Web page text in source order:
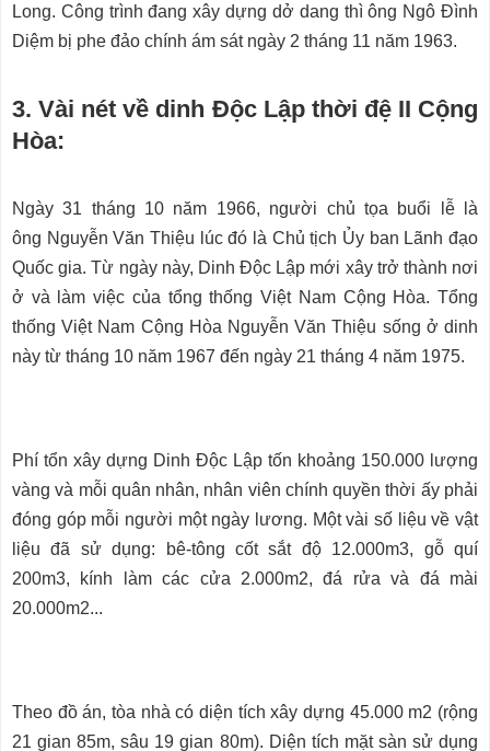
Long. Công trình đang xây dựng dở dang thì ông Ngô Đình
Diệm bị phe đảo chính ám sát ngày 2 tháng 11 năm 1963.
3. Vài nét về dinh Độc Lập thời đệ II Cộng
Hòa:
Ngày 31 tháng 10 năm 1966, người chủ tọa buổi lễ là
ông Nguyễn Văn Thiệu lúc đó là Chủ tịch Ủy ban Lãnh đạo
Quốc gia. Từ ngày này, Dinh Độc Lập mới xây trở thành nơi
ở và làm việc của tổng thống Việt Nam Cộng Hòa. Tổng
thống Việt Nam Cộng Hòa Nguyễn Văn Thiệu sống ở dinh
này từ tháng 10 năm 1967 đến ngày 21 tháng 4 năm 1975.
Phí tổn xây dựng Dinh Độc Lập tốn khoảng 150.000 lượng
vàng và mỗi quân nhân, nhân viên chính quyền thời ấy phải
đóng góp mỗi người một ngày lương. Một vài số liệu về vật
liệu đã sử dụng: bê-tông cốt sắt độ 12.000m3, gỗ quí
200m3, kính làm các cửa 2.000m2, đá rửa và đá mài
20.000m2...
Theo đồ án, tòa nhà có diện tích xây dựng 45.000 m2 (rộng
21 gian 85m, sâu 19 gian 80m). Diện tích mặt sàn sử dụng